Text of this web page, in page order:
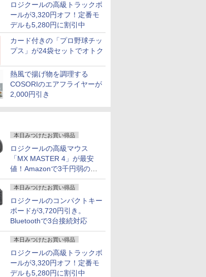
ロジクールの高級トラックボ
ールが3,320円オフ！定番モ
デルも5,280円に割引中
カード付きの「プロ野球チッ
プス」が24袋セットでオトク
熱風で揚げ物を調理する
COSORIのエアフライヤーが
2,000円引き
本日みつけたお買い得品
ロジクールの高級マウス
「MX MASTER 4」が最安
値！Amazonで3千円弱の割
引
本日みつけたお買い得品
ロジクールのコンパクトキー
ボードが3,720円引き。
Bluetoothで3台接続対応
本日みつけたお買い得品
ロジクールの高級トラックボ
ールが3,320円オフ！定番モ
デルも5,280円に割引中